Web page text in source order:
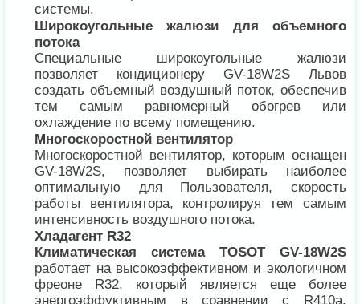
системы.
Широкоугольные жалюзи для объемного
потока
Специальные широкоугольные жалюзи
позволяет кондиционеру GV-18W2S Львов
создать объемный воздушный поток, обеспечив
тем самым равномерный обогрев или
охлаждение по всему помещению.
Многоскоростной вентилятор
Многоскоростной вентилятор, которым оснащен
GV-18W2S, позволяет выбирать наиболее
оптимальную для Пользователя, скорость
работы вентилятора, контролируя тем самым
интенсивность воздушного потока.
Хладагент R32
Климатическая система TOSOT GV-18W2S
работает на высокоэффективном и экологичном
фреоне R32, который является еще более
энергоэффуктивным в сравнении с R410a,